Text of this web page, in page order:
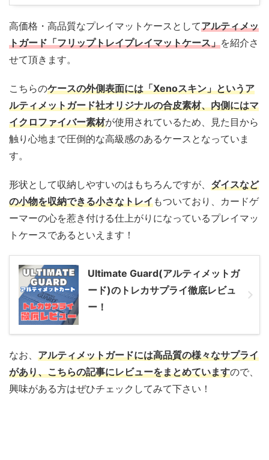
高価格・高品質なプレイマットケースとしてアルティメッ
トガード「フリップトレイプレイマットケース」を紹介さ
せて頂きます。
こちらのケースの外側表面には「Xenoスキン」というア
ルティメットガード社オリジナルの合皮素材、内側にはマ
イクロファイバー素材が使用されているため、見た目から
触り心地まで圧倒的な高級感のあるケースとなっていま
す。
形状として収納しやすいのはもちろんですが、 ダイスなど
の小物を収納できる小さなトレイもついており、カードゲ
ーマーの心を惹き付ける仕上がりになっているプレイマッ
トケースであるといえます！
Ultimate Guard(アルティメットガ
ード)のトレカサプライ徹底レビュ
ー！
なお、 アルティメットガードには高品質の様々なサプライ
があり、こちらの記事にレビューをまとめていますので、
興味がある方はぜひチェックしてみて下さい！